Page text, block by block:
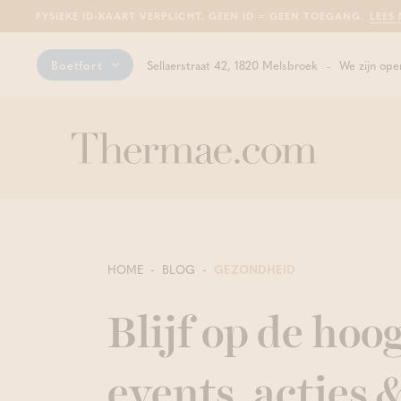
FYSIEKE ID-KAART VERPLICHT. GEEN ID = GEEN TOEGANG. LEES
Boetfort Sellaerstraat 42, 1820 Melsbroek We zijn
HOME BLOG GEZONDHEID
Blijf op de